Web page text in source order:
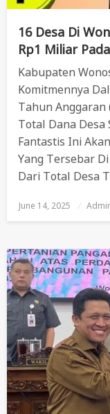
16 Desa Di
Rp1 Miliar
Kabupaten
Komitmennya
Tahun Anggaran
Total Dana Desa
Fantastis Ini
Yang Tersebar
Dari Total Desa
Posted
June 14, 2025